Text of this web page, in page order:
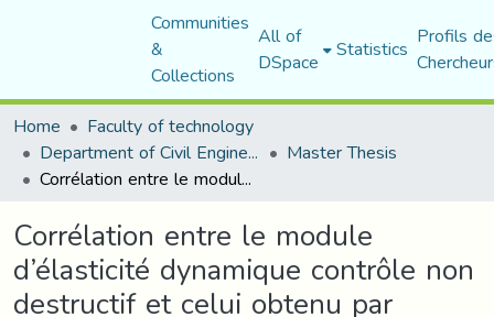
Communities
&
Collections
All of
DSpace Statistics Profils
Home
Faculty of technology
Department of Civil Engineering Master Thesis
Corrélation entre le module d’élasticité dynamique contrôle non destructif et celui obtenu par extensomètre d’un béton à porosité artificielle
Corrélation entre le module
d’élasticité dynamique contrôle non
destructif et celui obtenu par